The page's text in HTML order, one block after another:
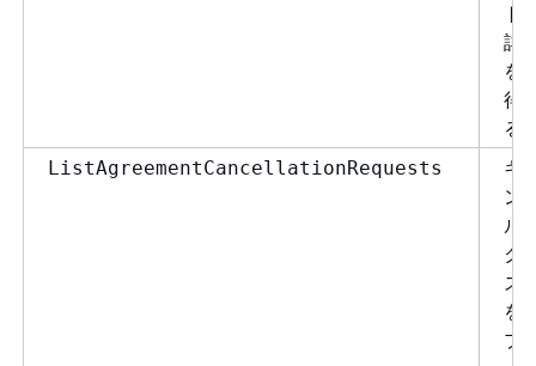
ト
詳
を
得
る
ListAgreementCancellationRequests
キ
ン
ル
ク
ス
を
プ